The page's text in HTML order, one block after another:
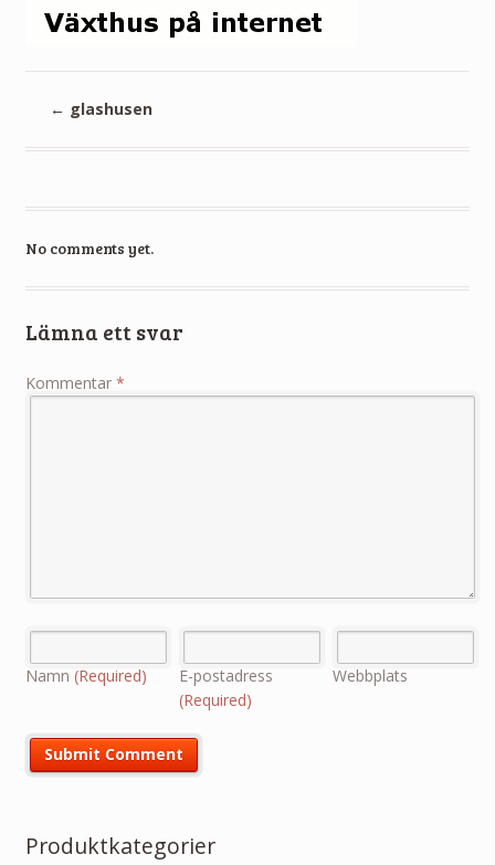
← glashusen
No comments yet.
Lämna ett svar
Kommentar *
Namn (Required)
E-postadress
(Required)
Webbplats
Produktkategorier